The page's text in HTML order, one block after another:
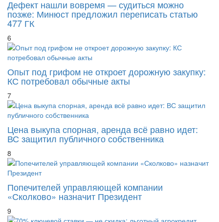
позже: Минюст предложил переписать статью
477 ГК
6
Опыт под грифом не откроет дорожную закупку:
КС потребовал обычные акты
7
Цена выкупа спорная, аренда всё равно идет:
ВС защитил публичного собственника
8
Попечителей управляющей компании
«Сколково» назначит Президент
9